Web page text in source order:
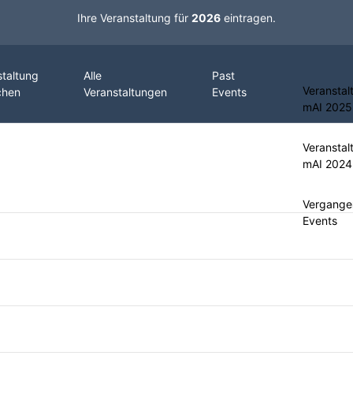
Ihre Veranstaltung für 2026 eintragen.
Alle
Veranstaltungen
Past
Events
mAI 2025
mAI 2024
Events